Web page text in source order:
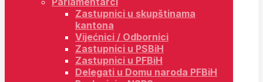
Zastupnici u skupštinama
kantona
Vijećnici / Odbornici
Zastupnici u PSBiH
Zastupnici u PFBiH
Delegati u Domu naroda PFBiH